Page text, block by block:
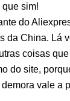
sim!
do
da China. Lá
coisas
do site,
vale a